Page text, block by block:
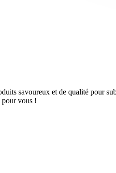
savoureux et de qualité pour
pour vous !